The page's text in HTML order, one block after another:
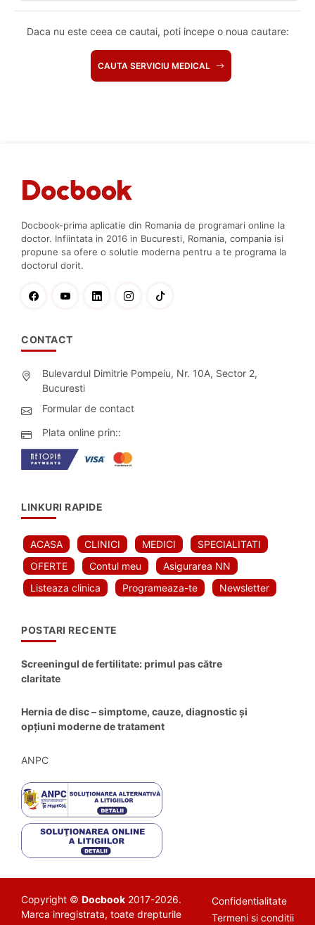
Daca nu este ceea ce cautai, poti incepe o noua cautare:
CAUTA SERVICIU MEDICAL
Docbook-prima aplicatie din Romania de programari online la
doctor. Infiintata in 2016 in Bucuresti, Romania, compania isi
propune sa ofere o solutie moderna pentru a te programa la
doctorul dorit.
CONTACT
Bulevardul Dimitrie Pompeiu, Nr. 10A, Sector 2,
Bucuresti
Formular de contact
Plata online prin::
LINKURI RAPIDE
ACASA CLINICI MEDICI
SPECIALITATI
OFERTE
Contul meu
Asigurarea NN
Listeaza clinica
Programeaza-te Newsletter
POSTARI RECENTE
Screeningul de fertilitate: primul pas către
claritate
Hernia de disc – simptome, cauze, diagnostic și
opțiuni moderne de tratament
ANPC
Copyright © Docbook 2017-2026.
Marca inregistrata, toate drepturile
Confidentialitate
Termeni si conditii